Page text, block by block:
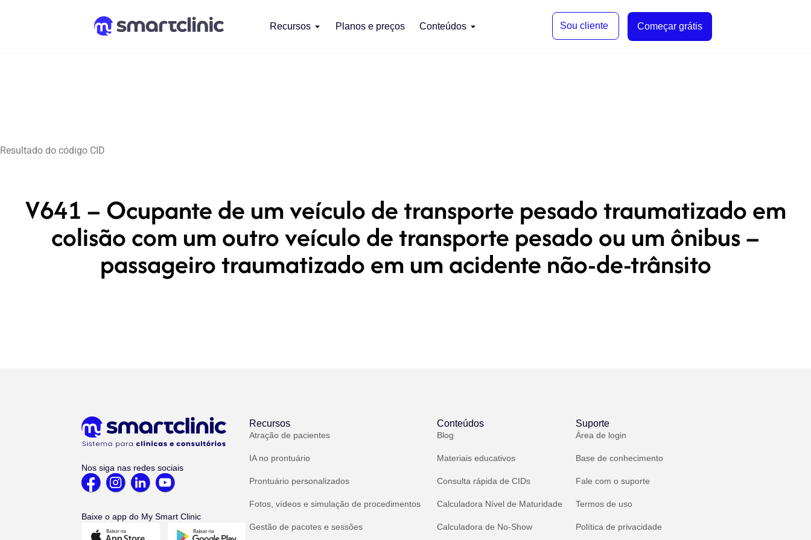
Recursos Planos e preços Conteúdos Sou cliente Começar grátis
Resultado do código CID
V641 – Ocupante de um veículo de transporte pesado traumatizado em
colisão com um outro veículo de transporte pesado ou um ônibus –
passageiro traumatizado em um acidente não-de-trânsito
Nos siga nas redes sociais
Baixe o app do My Smart Clinic
Recursos
Atração de pacientes
IA no prontuário
Prontuário personalizados
Fotos, vídeos e simulação de procedimentos
Gestão de pacotes e sessões
Conteúdos
Blog
Materiais educativos
Consulta rápida de CIDs
Calculadora Nível de Maturidade
Calculadora de No-Show
Suporte
Área de login
Base de conhecimento
Fale com o suporte
Termos de uso
Política de privacidade